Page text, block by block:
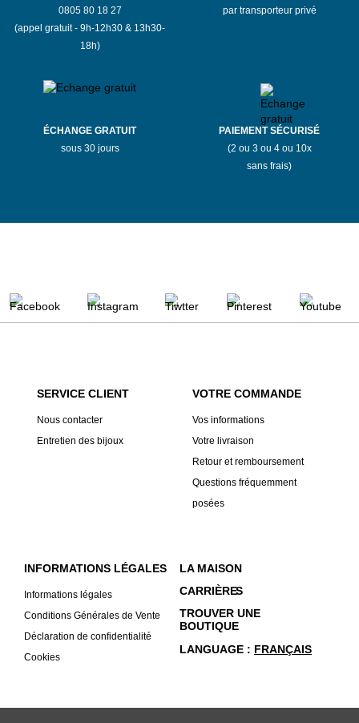
0805 80 18 27
(appel gratuit - 9h-12h30 & 13h30-
18h)
par transporteur privé
ÉCHANGE GRATUIT
sous 30 jours
PAIEMENT SÉCURISÉ
(2 ou 3 ou 4 ou 10x
sans frais)
SERVICE CLIENT
Nous contacter
Entretien des bijoux
VOTRE COMMANDE
Vos informations
Votre livraison
Retour et remboursement
Questions fréquemment
posées
INFORMATIONS LÉGALES
Informations légales
Conditions Générales de Vente
Déclaration de confidentialité
Cookies
LA MAISON
CARRIÈRES
TROUVER UNE
BOUTIQUE
LANGUAGE
FRANÇAIS